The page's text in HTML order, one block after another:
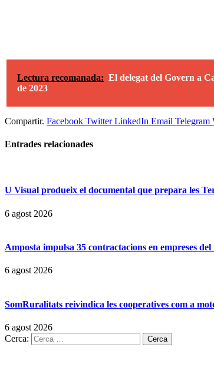
Lectura recomanada: El delegat del Govern a
de 2023
Compartir. Facebook Twitter LinkedIn Email Telegram
Entrades relacionades
U Visual produeix el documental que prepara les
6 agost 2026
Amposta impulsa 35 contractacions en empreses
6 agost 2026
SomRuralitats reivindica les cooperatives com a
6 agost 2026
Cerca: